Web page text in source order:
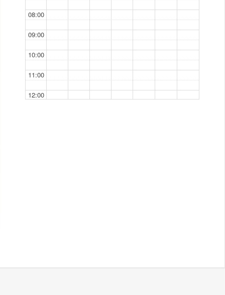
08:00
09:00
10:00
11:00
12:00